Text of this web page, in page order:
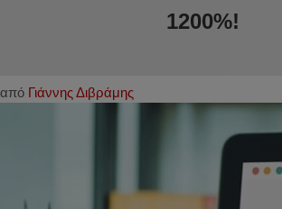
1200%!
από Γιάννης Διβράμης